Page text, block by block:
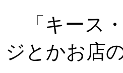
「キース
ジとかお店